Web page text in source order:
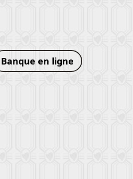
Banque en ligne